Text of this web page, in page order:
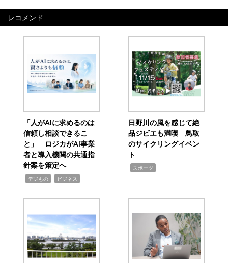
レコメンド
「人がAIに求めるのは
信頼し相談できるこ
と」 ロジカがAI事業
者と導入機関の共通指
針案を策定へ
デジもの ビジネス
日野川の風を感じて絶
品ジビエも満喫 鳥取
のサイクリングイベン
ト
スポーツ